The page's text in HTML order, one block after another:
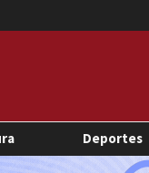
Deportes